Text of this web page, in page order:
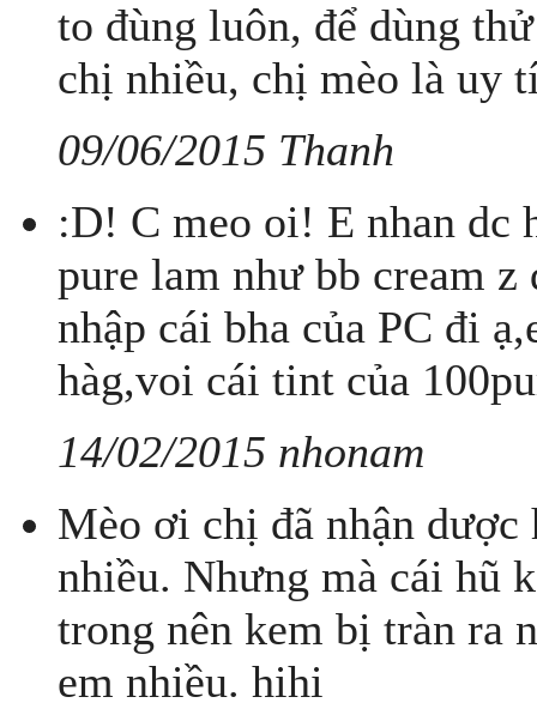
to đùng luôn, để dùng
chị nhiều, chị mèo là uy
09/06/2015 Thanh
:D! C meo oi! E nhan dc
pure lam như bb cream
nhập cái bha của PC đi
hàg,voi cái tint của
14/02/2015 nhonam
Mèo ơi chị đã nhận dược
nhiều. Nhưng mà cái hũ
trong nên kem bị tràn ra
em nhiều. hihi